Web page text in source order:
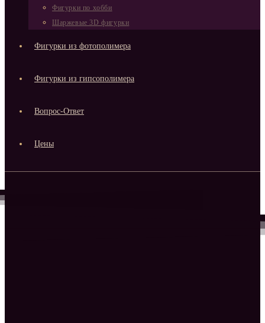
Фигурки по хобби
Шаржевые 3D фигурки
Фигурки из фотополимера
Фигурки из гипсополимера
Вопрос-Ответ
Цены